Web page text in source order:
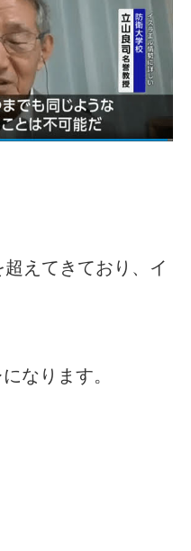
えてきており、イ
なります。